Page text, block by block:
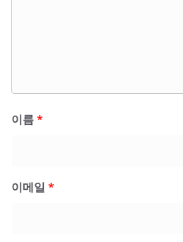
이름*
이메일 *